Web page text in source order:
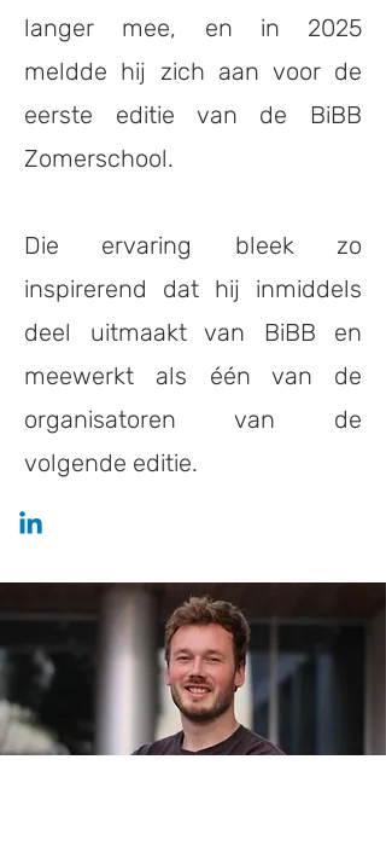
langer mee, en in 2025
meldde hij zich aan voor de
eerste editie van de BiBB
Zomerschool.
Die ervaring bleek zo
inspirerend dat hij inmiddels
deel uitmaakt van BiBB en
meewerkt als één van de
organisatoren van de
volgende editie.